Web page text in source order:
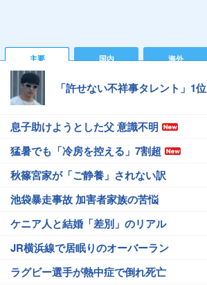
主要 国内 海外
「許せない不祥事タレント」1位
息子助けようとした父 意識不明
猛暑でも「冷房を控える」7割超
秋篠宮家が「ご静養」されない訳
池袋暴走事故 加害者家族の苦悩
ケニア人と結婚「差別」のリアル
JR横浜線で居眠りのオーバーラン
ラグビー選手が熱中症で倒れ死亡